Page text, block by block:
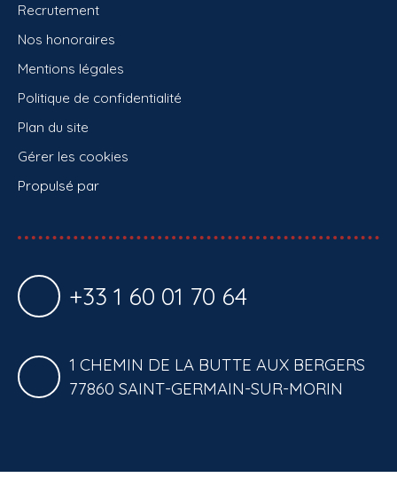
Recrutement
Nos honoraires
Mentions légales
Politique de confidentialité
Plan du site
Gérer les cookies
Propulsé par
+33 1 60 01 70 64
1 CHEMIN DE LA BUTTE AUX BERGERS
77860 SAINT-GERMAIN-SUR-MORIN